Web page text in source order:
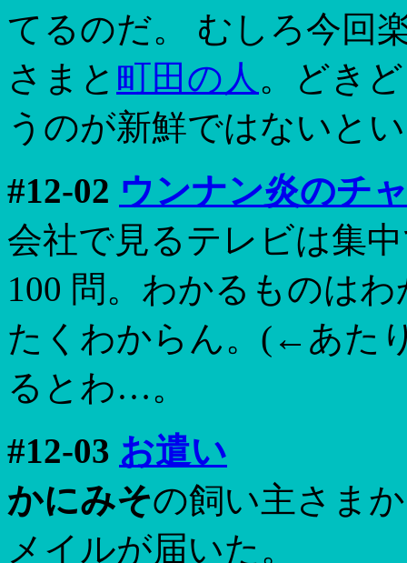
てるのだ。 むしろ今回
さまと 町田の人 。どき
うのが新鮮ではないと
#12-02 ウンナン炎のチ
会社で見るテレビは集
100 問。わかるものは
たくわからん。(←あた
るとわ…。
#12-03 お遣い
かにみその飼い主さま
メイルが届いた。